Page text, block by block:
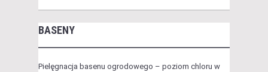
BASENY
Pielęgnacja basenu ogrodowego – poziom chloru w